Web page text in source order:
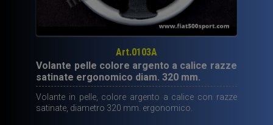
Art.0103A
Volante pelle colore argento a calice razze
satinate ergonomico diam. 320 mm.
Volante in pelle, colore argento a calice con razze
satinate, diametro 320 mm. ergonomico.